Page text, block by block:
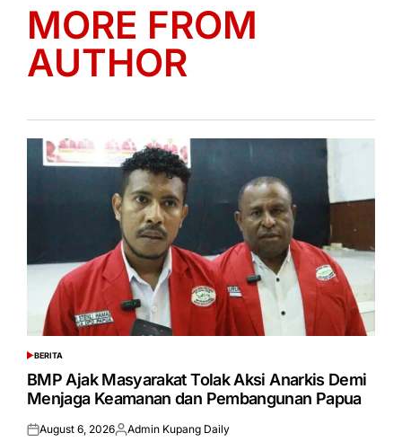
MORE FROM
AUTHOR
POSTED
IN
BERITA
BMP Ajak Masyarakat Tolak Aksi Anarkis Demi
Menjaga Keamanan dan Pembangunan Papua
Posted
August 6, 2026Posted
Admin Kupang Daily